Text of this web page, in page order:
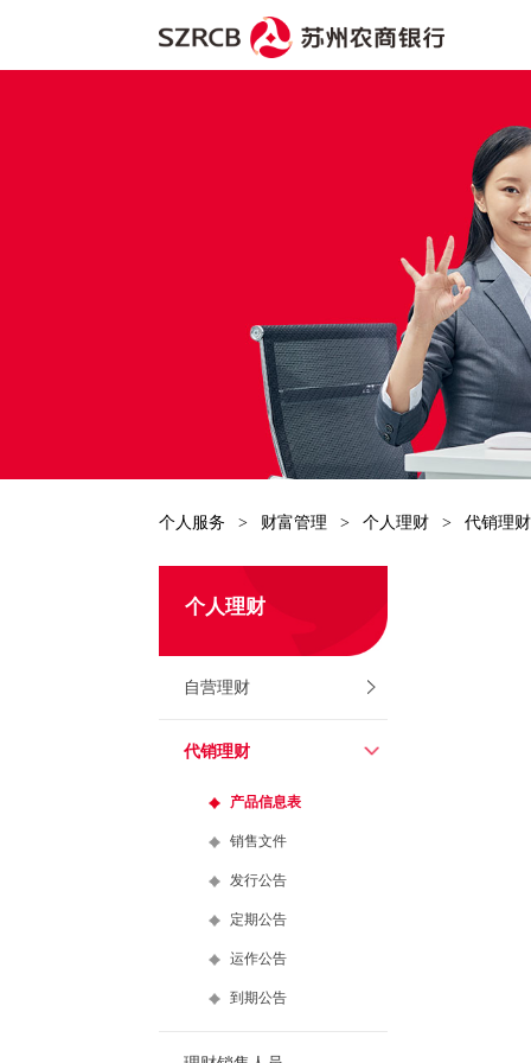
个人服务 > 财富管理 > 个人理财 > 代销理财
个人理财
自营理财
代销理财
产品信息表
销售文件
发行公告
定期公告
运作公告
到期公告